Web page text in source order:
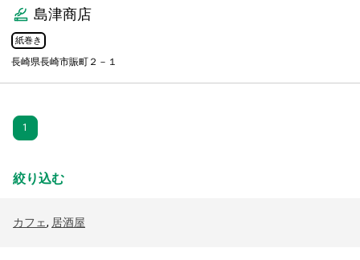
島津商店
紙巻き
長崎県長崎市賑町２－１
1
絞り込む
カフェ, 居酒屋